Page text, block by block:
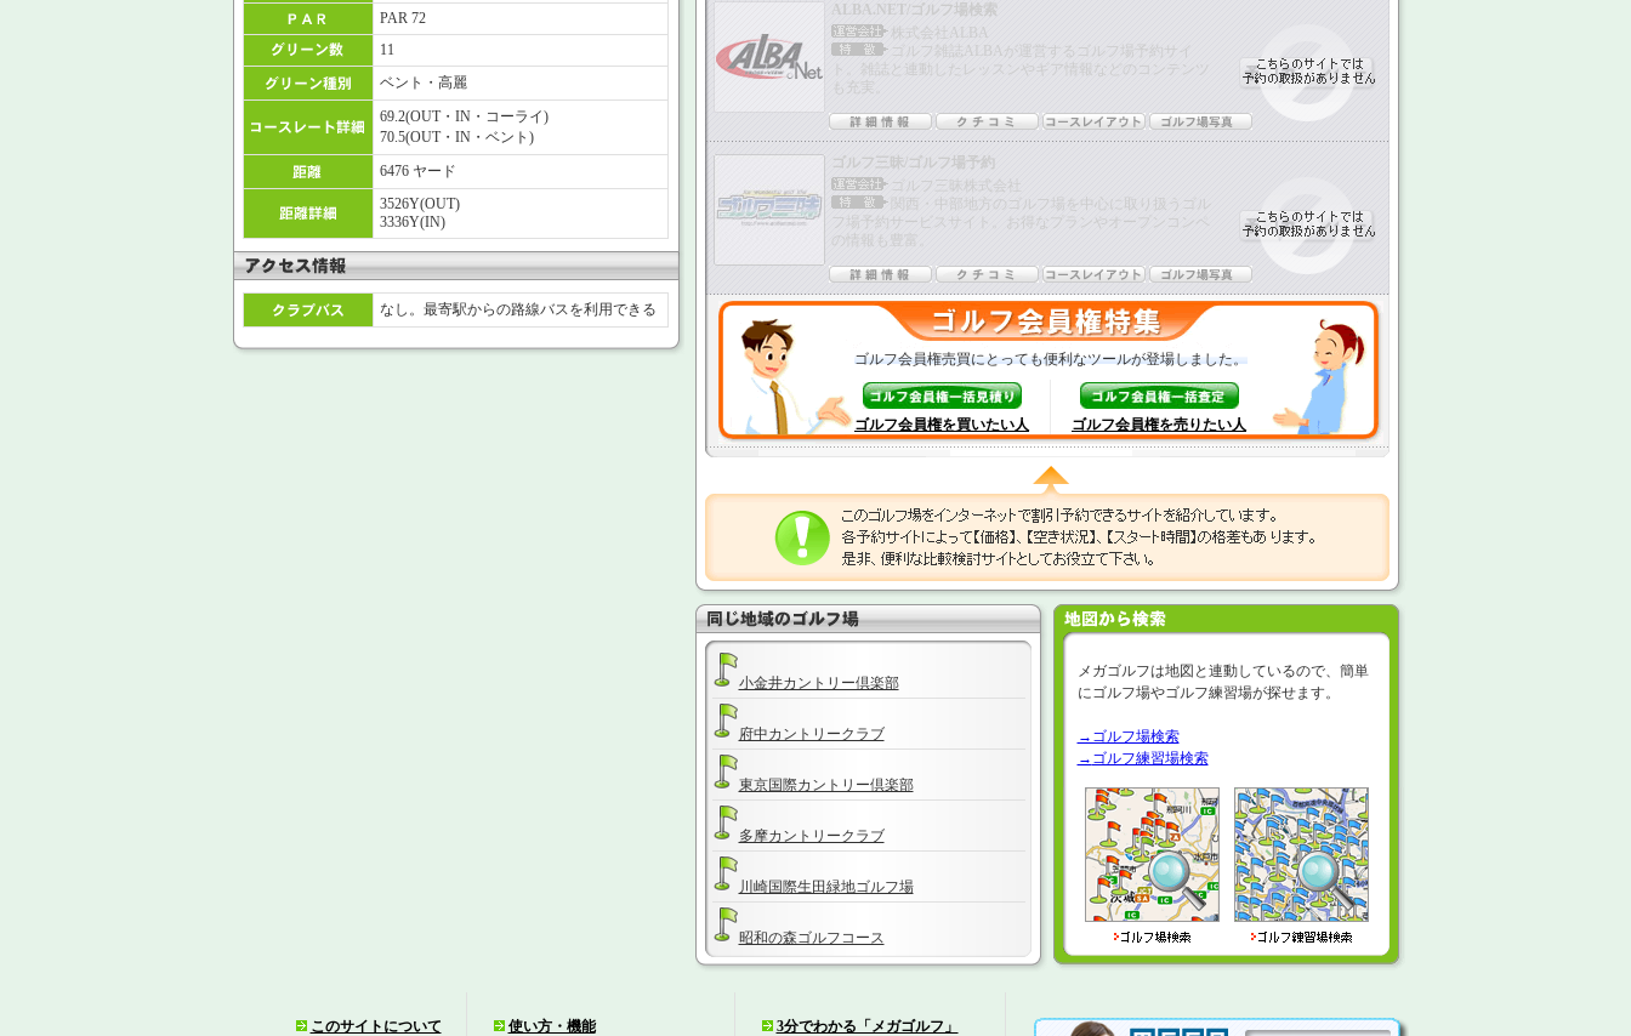
PAR 72
11
ベント・高麗
69.2(OUT・IN・コーライ)
70.5(OUT・IN・ベント)
6476 ヤード
3526Y(OUT)
3336Y(IN)
なし。最寄駅からの路線バスを利用できる
ALBA.NET/ゴルフ場検索
株式会社ALBA
ゴルフ雑誌ALBAが運営するゴルフ場予約サイ
ト。雑誌と連動したレッスンやギア情報などのコンテンツ
も充実。
ゴルフ三昧/ゴルフ場予約
ゴルフ三昧株式会社
関西・中部地方のゴルフ場を中心に取り扱うゴル
フ場予約サービスサイト。お得なプランやオープンコンペ
の情報も豊富。
ゴルフ会員権売買にとっても便利なツールが登場しました。
ゴルフ会員権を買いたい人 ゴルフ会員権を売りたい人
小金井カントリー倶楽部
府中カントリークラブ
東京国際カントリー倶楽部
多摩カントリークラブ
川崎国際生田緑地ゴルフ場
昭和の森ゴルフコース
メガゴルフは地図と連動しているので、簡単
にゴルフ場やゴルフ練習場が探せます。
→ゴルフ場検索
→ ゴルフ練習場検索
このサイトについて 使い方・機能 3分でわかる「メガゴルフ」